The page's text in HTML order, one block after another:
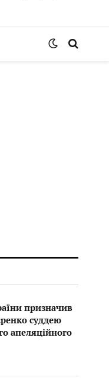
призначив
суддею
апеляційного